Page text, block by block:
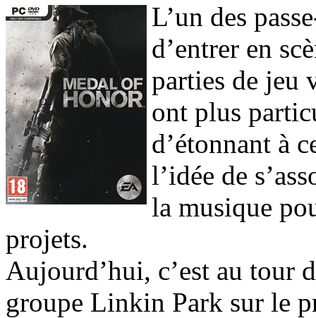
L’un des
d’entrer en
parties de jeu
ont plus
d’étonnant à
l’idée de
la musique
projets.
Aujourd’hui, c’est au tour
groupe Linkin Park sur le